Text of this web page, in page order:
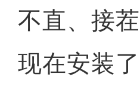
不直、接
现在安装